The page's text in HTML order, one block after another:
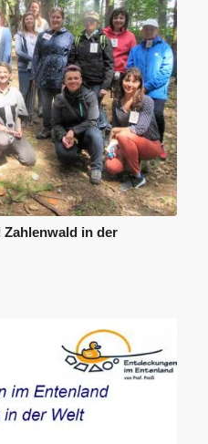
Zahlenwald in der